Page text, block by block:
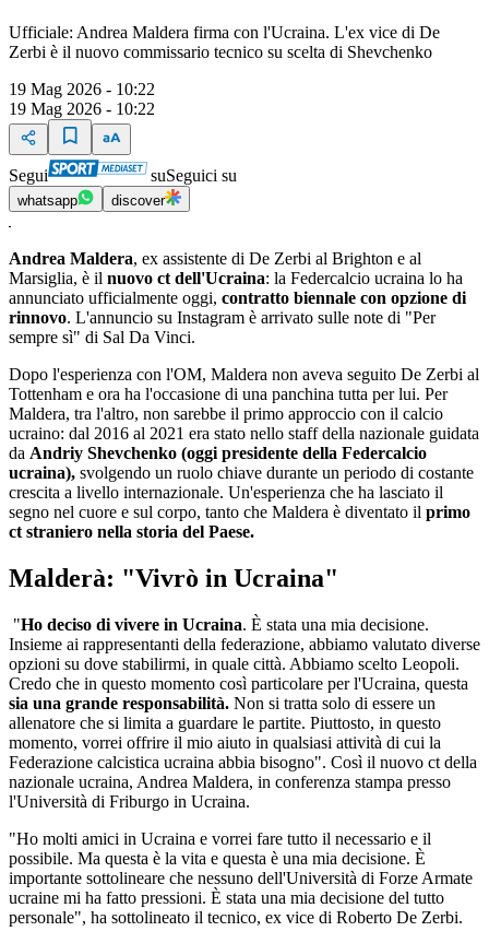
Ufficiale: Andrea Maldera firma con l'Ucraina. L'ex vice di De
Zerbi è il nuovo commissario tecnico su scelta di Shevchenko
19 Mag 2026 - 10:22
19 Mag 2026 - 10:22
Segui suSeguici su
whatsapp discover
Andrea Maldera, ex assistente di De Zerbi al Brighton e al
Marsiglia, è il nuovo ct dell'Ucraina: la Federcalcio ucraina lo ha
annunciato ufficialmente oggi, contratto biennale con opzione di
rinnovo. L'annuncio su Instagram è arrivato sulle note di "Per
sempre sì" di Sal Da Vinci.
Dopo l'esperienza con l'OM, Maldera non aveva seguito De Zerbi al
Tottenham e ora ha l'occasione di una panchina tutta per lui. Per
Maldera, tra l'altro, non sarebbe il primo approccio con il calcio
ucraino: dal 2016 al 2021 era stato nello staff della nazionale guidata
da Andriy Shevchenko (oggi presidente della Federcalcio
ucraina), svolgendo un ruolo chiave durante un periodo di costante
crescita a livello internazionale. Un'esperienza che ha lasciato il
segno nel cuore e sul corpo, tanto che Maldera è diventato il primo
ct straniero nella storia del Paese.
Malderà: "Vivrò in Ucraina"
"Ho deciso di vivere in Ucraina. È stata una mia decisione.
Insieme ai rappresentanti della federazione, abbiamo valutato diverse
opzioni su dove stabilirmi, in quale città. Abbiamo scelto Leopoli.
Credo che in questo momento così particolare per l'Ucraina, questa
sia una grande responsabilità. Non si tratta solo di essere un
allenatore che si limita a guardare le partite. Piuttosto, in questo
momento, vorrei offrire il mio aiuto in qualsiasi attività di cui la
Federazione calcistica ucraina abbia bisogno". Così il nuovo ct della
nazionale ucraina, Andrea Maldera, in conferenza stampa presso
l'Università di Friburgo in Ucraina.
"Ho molti amici in Ucraina e vorrei fare tutto il necessario e il
possibile. Ma questa è la vita e questa è una mia decisione. È
importante sottolineare che nessuno dell'Università di Forze Armate
ucraine mi ha fatto pressioni. È stata una mia decisione del tutto
personale", ha sottolineato il tecnico, ex vice di Roberto De Zerbi.